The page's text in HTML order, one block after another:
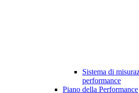
Sistema di
performance
Piano della Performance